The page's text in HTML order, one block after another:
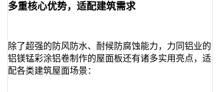
多重核心优势，适配建筑需求
除了超强的防风防水、耐候防腐蚀能力，力同铝业的
铝镁锰彩涂铝卷制作的屋面板还有诸多实用亮点，适
配各类建筑屋面场景：